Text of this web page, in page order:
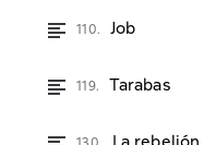
110. Job
119. Tarabas